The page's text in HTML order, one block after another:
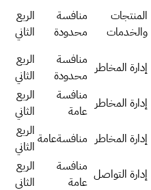
المنتجات
والخدمات
منافسة
محدودة
الربع
الثاني
إدارة المخاطر منافسة
محدودة
الربع
الثاني
إدارة المخاطر منافسة
عامة
الربع
الثاني
إدارة المخاطر منافسةعامة الربع
الثاني
إدارة التواصل منافسة
عامة
الربع
الثاني